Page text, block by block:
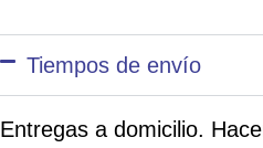
Tiempos de envío
Entregas a domicilio.